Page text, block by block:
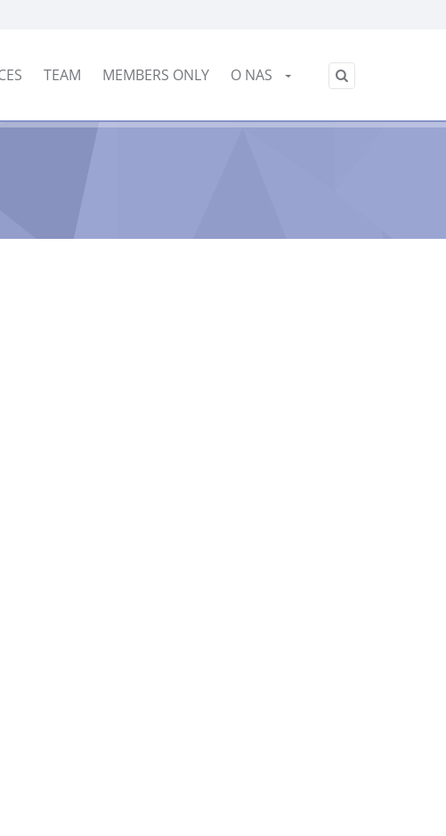
TEAM MEMBERS ONLY O NAS